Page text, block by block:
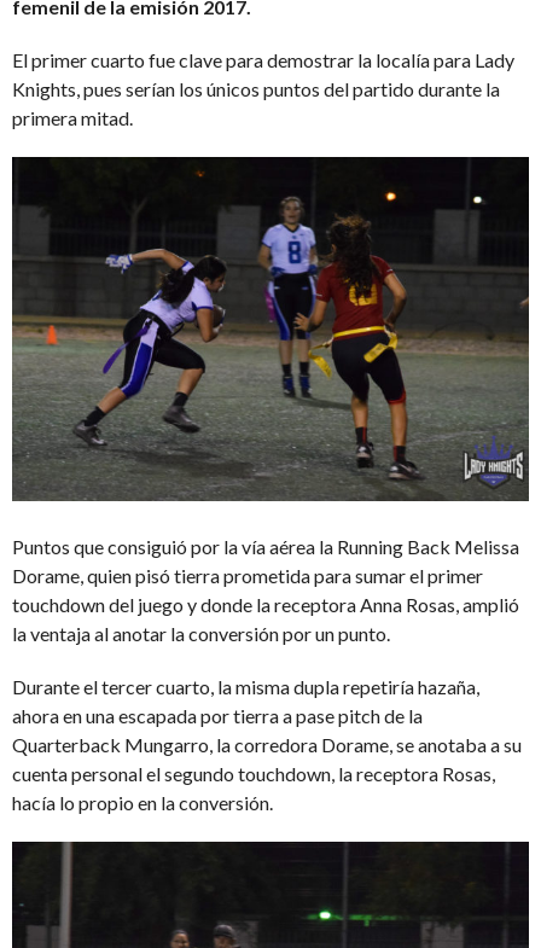
femenil de la emisión 2017.
El primer cuarto fue clave para demostrar la localía para Lady
Knights, pues serían los únicos puntos del partido durante la
primera mitad.
Puntos que consiguió por la vía aérea la Running Back Melissa
Dorame, quien pisó tierra prometida para sumar el primer
touchdown del juego y donde la receptora Anna Rosas, amplió
la ventaja al anotar la conversión por un punto.
Durante el tercer cuarto, la misma dupla repetiría hazaña,
ahora en una escapada por tierra a pase pitch de la
Quarterback Mungarro, la corredora Dorame, se anotaba a su
cuenta personal el segundo touchdown, la receptora Rosas,
hacía lo propio en la conversión.